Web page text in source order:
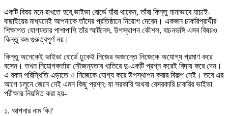
একটি বিষয় মনে রাখতে হবে,ভাইভা বোর্ডে যাঁরা থাকেন, তাঁরা কিন্তু নানাভাবে যাচাই-
বাছাইয়ের মাধ্যমেই আপনাকে তাঁদের প্রতিষ্ঠানে নিয়োগ দেবেন। একজন চাকরিপ্রার্থীর
শিক্ষাগত যোগ্যতার পাশাপাশি তাঁর স্মার্টনেস, উপস্থাপন কৌশল, বাচনভঙ্গি এসব বিষয়ও
কিন্তু কম গুরুত্বপূর্ণ নয়।
কিন্তু অনেকেই ভাইভা বোর্ডে ঢুকেই নিজের অজান্তে নিজেকে অযোগ্য প্রমাণ করে
বসেন। তখন নিয়োগকর্তারা সৌজন্যতার খাতিরে দু-একটি প্রশ্ন করেই বিদায় করে দেন।
এ রকম পরিস্থিতি এড়াতে ও নিজেকে যোগ্য করে উপস্থাপন করার বিকল্প নেই। তবে এর
আগে চলুনে জেনে নেই এমন কিছু প্রশ্ন; যা সরকারি অথবা বেসরকারি চাকরির ভাইভা
পরীক্ষায় নিয়মিত করা হয়-
১. আপনার নাম কি?